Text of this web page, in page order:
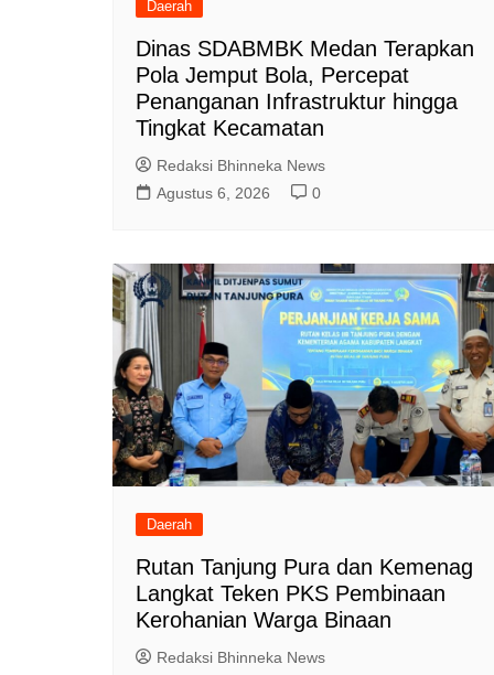
Daerah
Dinas SDABMBK Medan Terapkan
Pola Jemput Bola, Percepat
Penanganan Infrastruktur hingga
Tingkat Kecamatan
Redaksi Bhinneka News
Agustus 6, 2026
0
Daerah
Rutan Tanjung Pura dan Kemenag
Langkat Teken PKS Pembinaan
Kerohanian Warga Binaan
Redaksi Bhinneka News